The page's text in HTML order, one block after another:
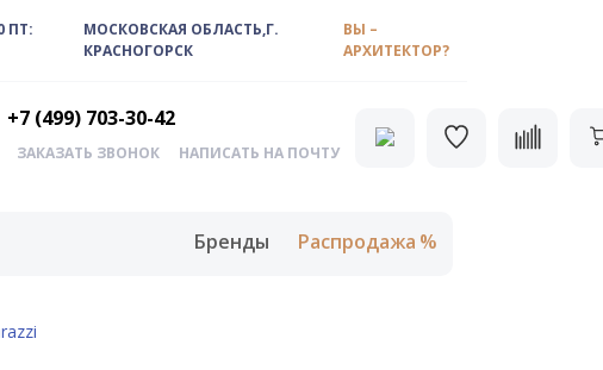
ПТ:
МОСКОВСКАЯ ОБЛАСТЬ,Г.
КРАСНОГОРСК
ВЫ –
АРХИТЕКТОР?
+7 (499) 703-30-42
ЗАКАЗАТЬ ЗВОНОК НАПИСАТЬ НА ПОЧТУ
Бренды Распродажа